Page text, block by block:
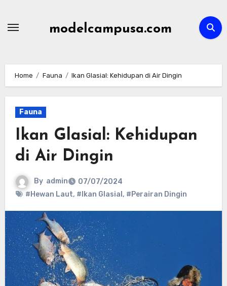
modelcampusa.com
Home Fauna Ikan Glasial: Kehidupan di Air Dingin
Fauna
Ikan Glasial: Kehidupan
di Air Dingin
By admin
07/07/2024
#Hewan Laut, #Ikan Glasial , #Perairan Dingin